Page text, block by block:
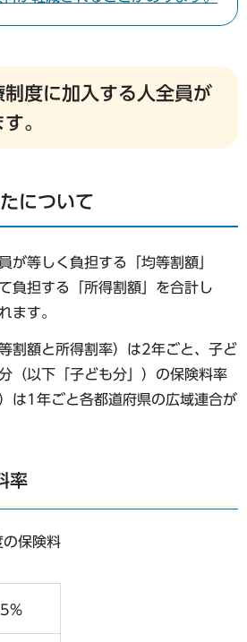
度に加入する人全員が
。
について
が等しく負担する「均等割額」
負担する「所得割額」を合計し
ます。
割額と所得割率）は2年ごと、子ど
（以下「子ども分」）の保険料率
は1年ごと各都道府県の広域連合が
率
保険料